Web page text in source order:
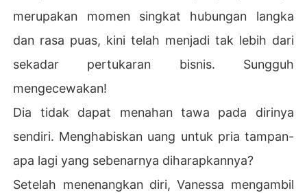
merupakan momen singkat hubungan langka
dan rasa puas, kini telah menjadi tak lebih dari
sekadar pertukaran bisnis. Sungguh
mengecewakan!
Dia tidak dapat menahan tawa pada dirinya
sendiri. Menghabiskan uang untuk pria tampan-
apa lagi yang sebenarnya diharapkannya?
Setelah menenangkan diri, Vanessa mengambil